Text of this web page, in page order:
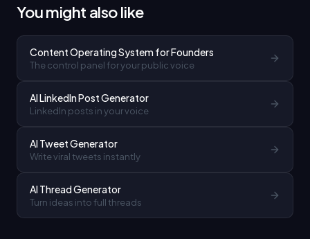
You might also like
Content Operating System for Founders
The control panel for your public voice
AI LinkedIn Post Generator
LinkedIn posts in your voice
AI Tweet Generator
Write viral tweets instantly
AI Thread Generator
Turn ideas into full threads